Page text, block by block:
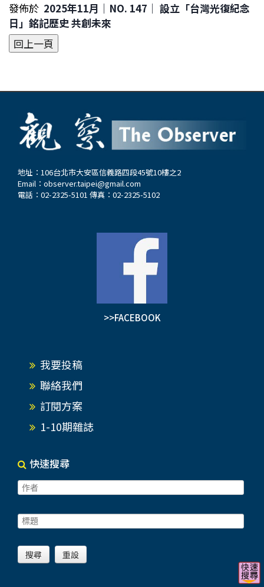
發佈於 2025年11月｜NO. 147│ 設立「台灣光復紀念
日」銘記歷史 共創未來
地址：106台北市大安區信義路四段45號10樓之2
Email： observer.taipei@gmail.com
電話：02-2325-5101 傳真：02-2325-5102
>>FACEBOOK
我要投稿
聯絡我們
訂閱方案
1-10期雜誌
快速搜尋